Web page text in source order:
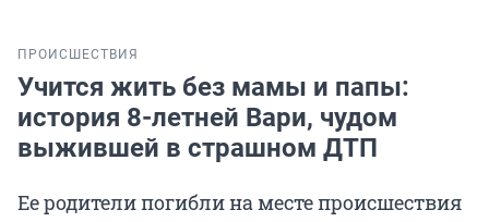
ПРОИСШЕСТВИЯ
Учится жить без мамы и папы:
история 8-летней Вари, чудом
выжившей в страшном ДТП
Ее родители погибли на месте происшествия